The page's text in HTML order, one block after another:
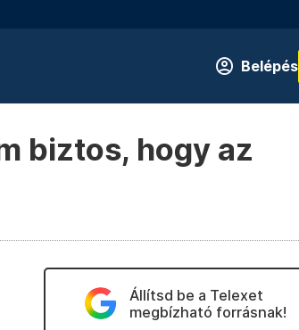
Belépés
biztos, hogy az
Állítsd be a Telexet
megbízható forrásnak!